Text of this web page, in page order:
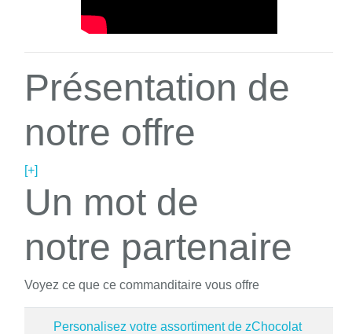
Présentation de
notre offre
[+]
Un mot de
notre partenaire
Voyez ce que ce commanditaire vous offre
Personalisez votre assortiment de zChocolat